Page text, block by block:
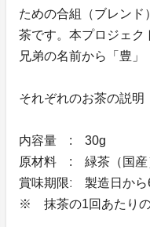
ための合組（ブレンド
茶です。本プロジェク
兄弟の名前から「豊」
それぞれのお茶の説明
内容量 : 30g
原材料 : 緑茶（国産
賞味期限ː 製造日から
※ 抹茶の1回あたりの